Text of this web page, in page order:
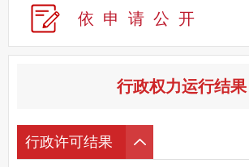
应急管理
回应关切
依申请公 开
行政权力运行结果
行政许可结果